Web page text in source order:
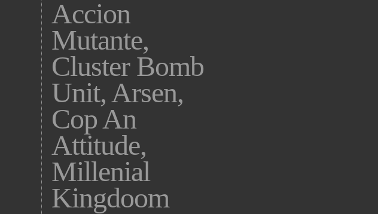
Accion
Mutante,
Cluster Bomb
Unit, Arsen,
Cop An
Attitude,
Millenial
Kingdoom